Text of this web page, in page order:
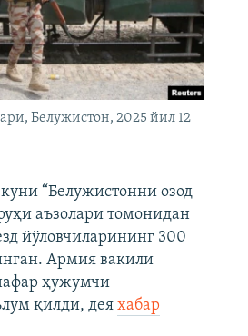
Белужистон, 2025 йил 12
“Белужистонни озод
аъзолари томонидан
йўловчиларининг 300
Армия вакили
ҳужумчи
қилди, дея хабар